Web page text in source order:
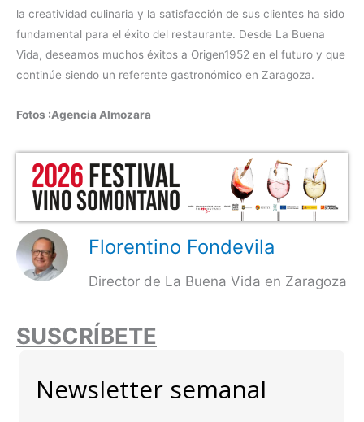
la creatividad culinaria y la satisfacción de sus clientes ha sido
fundamental para el éxito del restaurante. Desde La Buena
Vida, deseamos muchos éxitos a Origen1952 en el futuro y que
continúe siendo un referente gastronómico en Zaragoza.
Fotos :Agencia Almozara
Florentino Fondevila
Director de La Buena Vida en Zaragoza
SUSCRÍBETE
Newsletter semanal